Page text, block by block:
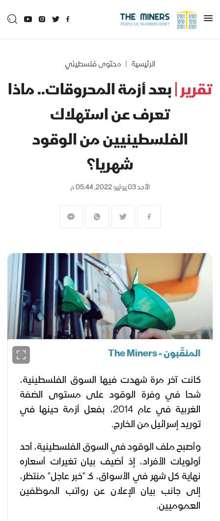
الرئيسية محتوى فلسطيني
تقرير |بعد أزمة المحروقات.. ماذا
تعرف عن استهلاك
الفلسطينيين من الوقود
شهريا؟
الأحد 03 يوليو 2022, 05:44 م
المنقّبون - The Miners
كانت آخر مرة شهدت فيها السوق الفلسطينية،
شحا في وفرة الوقود على مستوى الضفة
الغربية في عام 2014، بفعل أزمة حينها في
توريد إسرائيل من الخارج.
وأصبح ملف الوقود في السوق الفلسطينية، أحد
أولويات الأفراد، إذ أضيف بيان تغيرات أسعاره
نهاية كل شهر في الأسواق، كـ "خبر عاجل" منتظر،
إلى جانب بيان الإعلان عن رواتب الموظفين
العموميين.